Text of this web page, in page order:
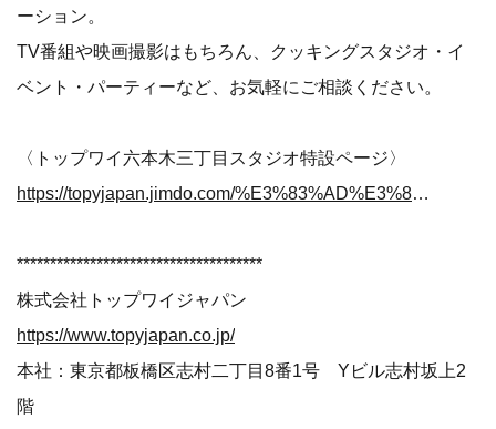
ーション。
TV番組や映画撮影はもちろん、クッキングスタジオ・イ
ベント・パーティーなど、お気軽にご相談ください。
〈トップワイ六本木三丁目スタジオ特設ページ〉
https://topyjapan.jimdo.com/%E3%83%AD%E3%82%B1%E3%83%8F%E3%83%B3/%E3%83%88%E3%83%83%E3%83%97%E3%83%AF%E3%82%A4%E5%85%AD%E6%9C%AC%E6%9C%A8%E4%B8%89%E4%B8%81%E7%9B%AE%E3%82%B9%E3%82%BF%E3%82%B8%E3%82%AA/
*************************************
株式会社トップワイジャパン
https://www.topyjapan.co.jp/
本社：東京都板橋区志村二丁目8番1号 Yビル志村坂上2
階